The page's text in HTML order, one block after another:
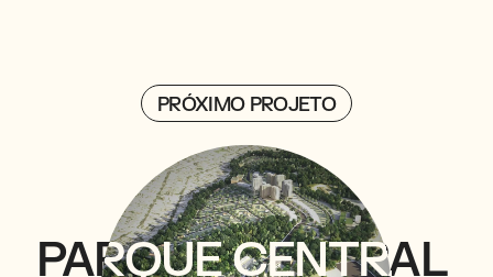
PRÓXIMO PROJETO
PARQUECENTRAL
PARQUECENTRAL